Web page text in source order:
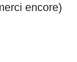
encore)